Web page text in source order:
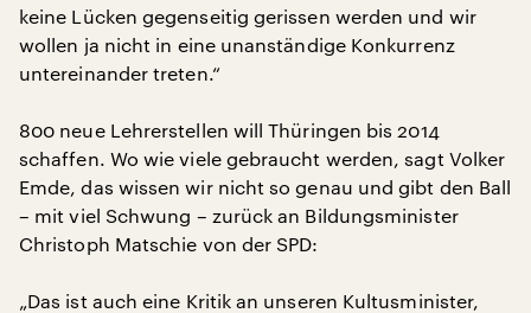
keine Lücken gegenseitig gerissen werden und wir
wollen ja nicht in eine unanständige Konkurrenz
untereinander treten.“
800 neue Lehrerstellen will Thüringen bis 2014
schaffen. Wo wie viele gebraucht werden, sagt Volker
Emde, das wissen wir nicht so genau und gibt den Ball
– mit viel Schwung – zurück an Bildungsminister
Christoph Matschie von der SPD:
„Das ist auch eine Kritik an unseren Kultusminister,